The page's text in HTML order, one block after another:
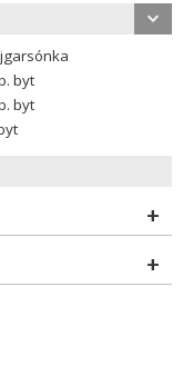
byt
byt